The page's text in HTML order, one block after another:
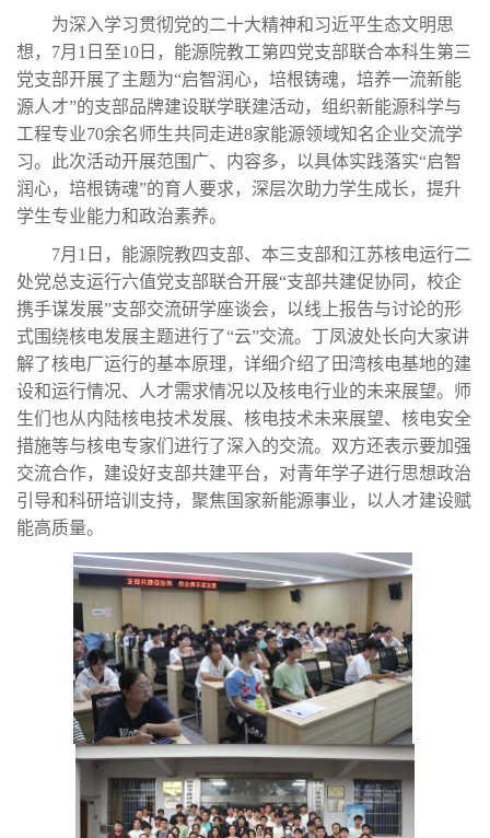
为深入学习贯彻党的二十大精神和习近平生态文明思
想，7月1日至10日，能源院教工第四党支部联合本科生第三
党支部开展了主题为“启智润心，培根铸魂，培养一流新能
源人才”的支部品牌建设联学联建活动，组织新能源科学与
工程专业70余名师生共同走进8家能源领域知名企业交流学
习。此次活动开展范围广、内容多，以具体实践落实“启智
润心，培根铸魂”的育人要求，深层次助力学生成长，提升
学生专业能力和政治素养。
7月1日，能源院教四支部、本三支部和江苏核电运行二
处党总支运行六值党支部联合开展“支部共建促协同，校企
携手谋发展”支部交流研学座谈会，以线上报告与讨论的形
式围绕核电发展主题进行了“云”交流。丁凤波处长向大家讲
解了核电厂运行的基本原理，详细介绍了田湾核电基地的建
设和运行情况、人才需求情况以及核电行业的未来展望。师
生们也从内陆核电技术发展、核电技术未来展望、核电安全
措施等与核电专家们进行了深入的交流。双方还表示要加强
交流合作，建设好支部共建平台，对青年学子进行思想政治
引导和科研培训支持，聚焦国家新能源事业，以人才建设赋
能高质量。